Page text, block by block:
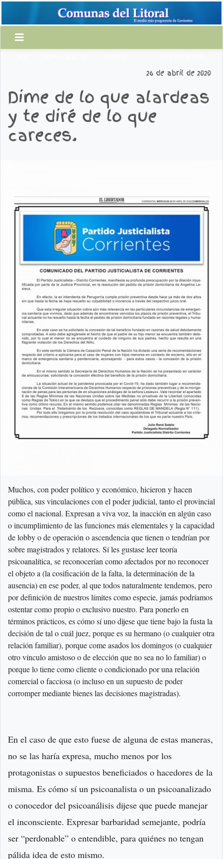
26 de abril de 2020
Dime de lo que alardeas
y te diré de lo que
careces.
Muchos, con poder político y económico, hicieron y hacen
pública, sus vinculaciones con el poder judicial, tanto el provincial
como el nacional. Expresan a viva voz, la inacción en algún caso
o incumplimiento de las funciones más elementales y la capacidad
de lobby o de operación o ascendencia que tienen o tendrían por
sobre magistrados y relatores. Sí les gustase leer teoría
psicoanalítica, se reconocerían como afectados por no reconocer
el objeto a (la cosificación de la falta, la determinación de la
ausencia) en ese poder, al que todos naturalmente tendemos, pero
por definición de nuestros límites como especie, jamás podríamos
ostentar como propio o exclusivo nuestro. Para ponerlo en
términos prácticos, es cómo sí uno dijese que tiene bajo la fusta la
decisión de tal o cuál juez, porque es su hermano (o cualquier otra
relación familiar), porque come asados los domingos (o cualquier
otro vínculo amistoso o de elección que no sea no lo familiar) o
porque lo tiene como cliente o condicionado por una relación
comercial o facciosa (o incluso en un supuesto de poder
corromper mediante bienes las decisiones magistradas).
En el caso de que esto fuese de alguna de estas maneras,
no se las haría expresa, mucho menos por los
protagonistas o supuestos beneficiados o hacedores de la
misma. Es cómo sí un psicoanalista o un psicoanalizado
o conocedor del psicoanálisis dijese que puede manejar
el inconsciente. Expresar barbaridad semejante, podría
ser “perdonable” o entendible, para quiénes no tengan
pálida idea de esto mismo.